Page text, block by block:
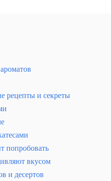
курорт для
рецепты и секреты
попробовать
вкусом
и десертов